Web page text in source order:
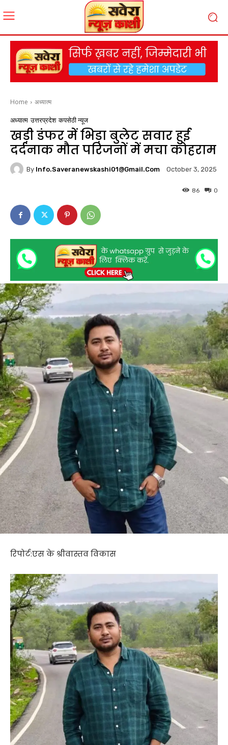
Home अध्यात्म
अध्यात्म उत्तरप्रदेश कपसेठी न्यूज
खड़ी डंफर में भिड़ा बुलेट सवार हुई
दर्दनाक मौत परिजनों में मचा कोहराम
By Info.saveranewskashi01@gmail.com October 3, 2025
0
86
रिपोर्ट:एस के श्रीवास्तव विकास